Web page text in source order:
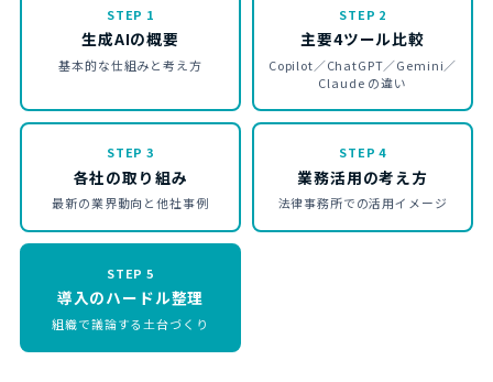
STEP 1
生成AIの概要
基本的な仕組みと考え方
STEP 2
主要4ツール比較
Copilot／ChatGPT／Gemini／
Claude の違い
STEP 3
各社の取り組み
最新の業界動向と他社事例
STEP 4
業務活用の考え方
法律事務所での活用イメージ
STEP 5
導入のハードル整理
組織で議論する土台づくり